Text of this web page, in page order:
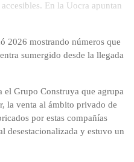
En la Uocra apuntan
2026 mostrando números que
sumergido desde la llegada
el Grupo Construya que agrupa
la venta al ámbito privado de
por estas compañías
desestacionalizada y estuvo un